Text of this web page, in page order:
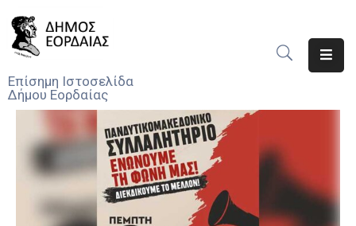
Επίσημη Ιστοσελίδα
Δήμου Εορδαίας
Ο
Υπηρεσίες